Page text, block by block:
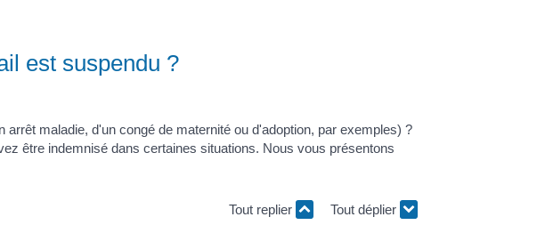
est suspendu ?
maladie, d'un congé de maternité ou d'adoption, par exemples) ?
être indemnisé dans certaines situations. Nous vous présentons
Tout replier Tout déplier